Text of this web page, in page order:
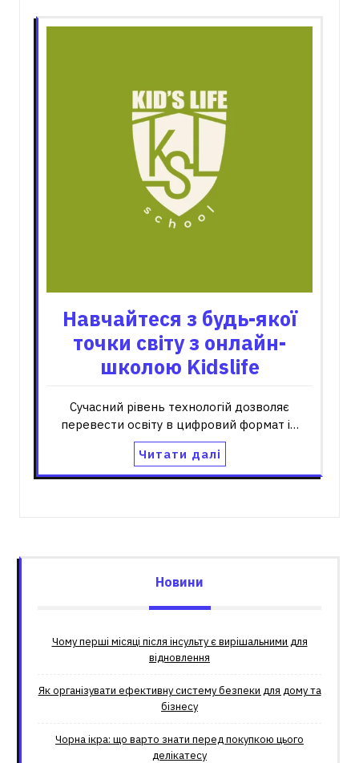
Навчайтеся з будь-якої
точки світу з онлайн-
школою Kidslife
Сучасний рівень технологій дозволяє
перевести освіту в цифровий формат і…
Читати далі
Новини
Чому перші місяці після інсульту є вирішальними для
відновлення
Як організувати ефективну систему безпеки для дому та
бізнесу
Чорна ікра: що варто знати перед покупкою цього
делікатесу